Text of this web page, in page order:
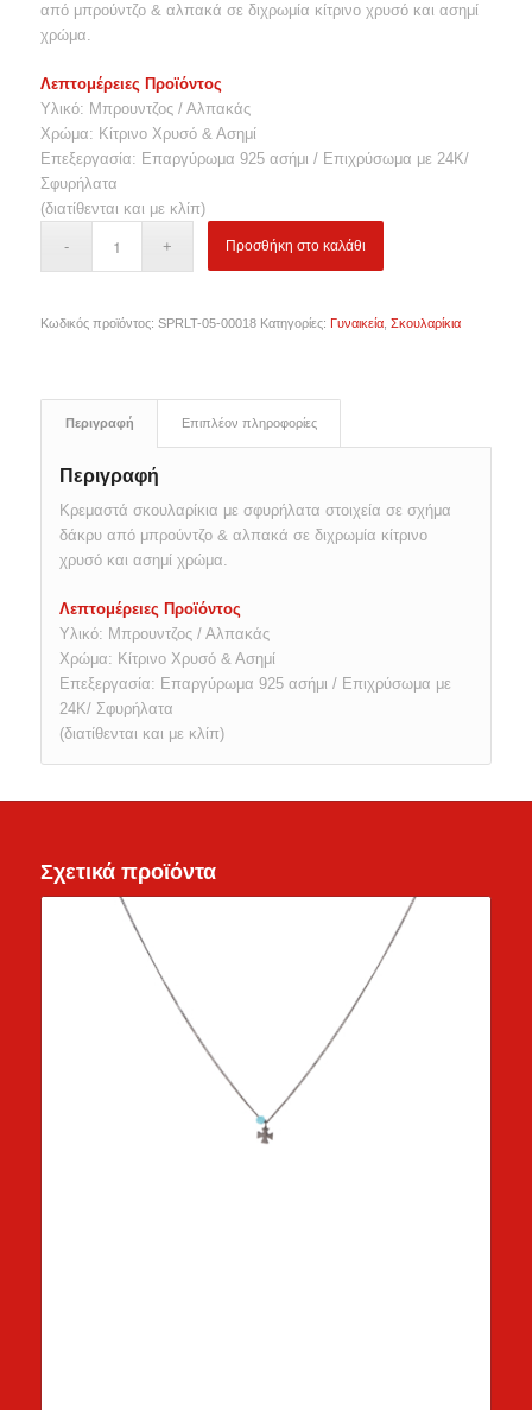
από μπρούντζο & αλπακά σε διχρωμία κίτρινο χρυσό και ασημί
χρώμα.
Λεπτομέρειες Προϊόντος
Υλικό: Μπρουντζος / Αλπακάς
Χρώμα: Κίτρινο Χρυσό & Ασημί
Επεξεργασία: Επαργύρωμα 925 ασήμι / Επιχρύσωμα με 24Κ/
Σφυρήλατα
(διατίθενται και με κλίπ)
Προσθήκη στο καλάθι
Κωδικός προϊόντος: SPRLT-05-00018 Κατηγορίες: Γυναικεία, Σκουλαρίκια
Περιγραφή Επιπλέον πληροφορίες
Περιγραφή
Κρεμαστά σκουλαρίκια με σφυρήλατα στοιχεία σε σχήμα
δάκρυ από μπρούντζο & αλπακά σε διχρωμία κίτρινο
χρυσό και ασημί χρώμα.
Λεπτομέρειες Προϊόντος
Υλικό: Μπρουντζος / Αλπακάς
Χρώμα: Κίτρινο Χρυσό & Ασημί
Επεξεργασία: Επαργύρωμα 925 ασήμι / Επιχρύσωμα με
24Κ/ Σφυρήλατα
(διατίθενται και με κλίπ)
Σχετικά προϊόντα